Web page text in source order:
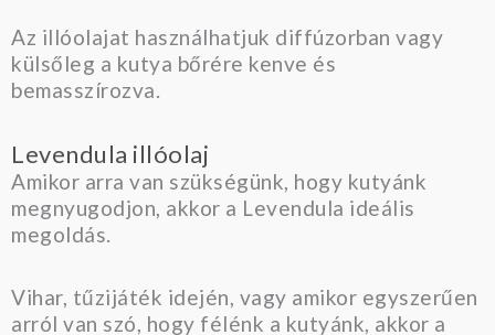
Az illóolajat használhatjuk diffúzorban vagy
külsőleg a kutya bőrére kenve és
bemasszírozva.
Levendula illóolaj
Amikor arra van szükségünk, hogy kutyánk
megnyugodjon, akkor a Levendula ideális
megoldás.
Vihar, tűzijáték idején, vagy amikor egyszerűen
arról van szó, hogy félénk a kutyánk, akkor a